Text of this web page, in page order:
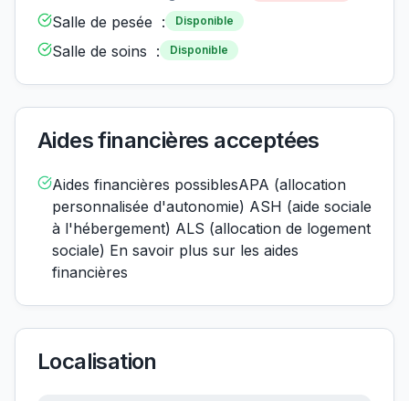
Salle de pesée : Disponible
Salle de soins : Disponible
Aides financières acceptées
Aides financières possiblesAPA (allocation
personnalisée d'autonomie) ASH (aide sociale
à l'hébergement) ALS (allocation de logement
sociale) En savoir plus sur les aides
financières
Localisation